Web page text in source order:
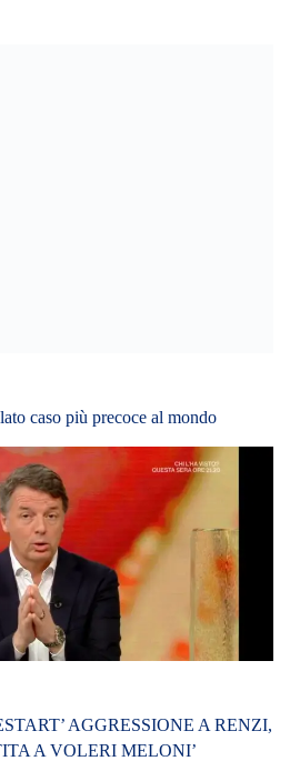
caso più precoce al mondo
AGGRESSIONE A RENZI,
A VOLERI MELONI’